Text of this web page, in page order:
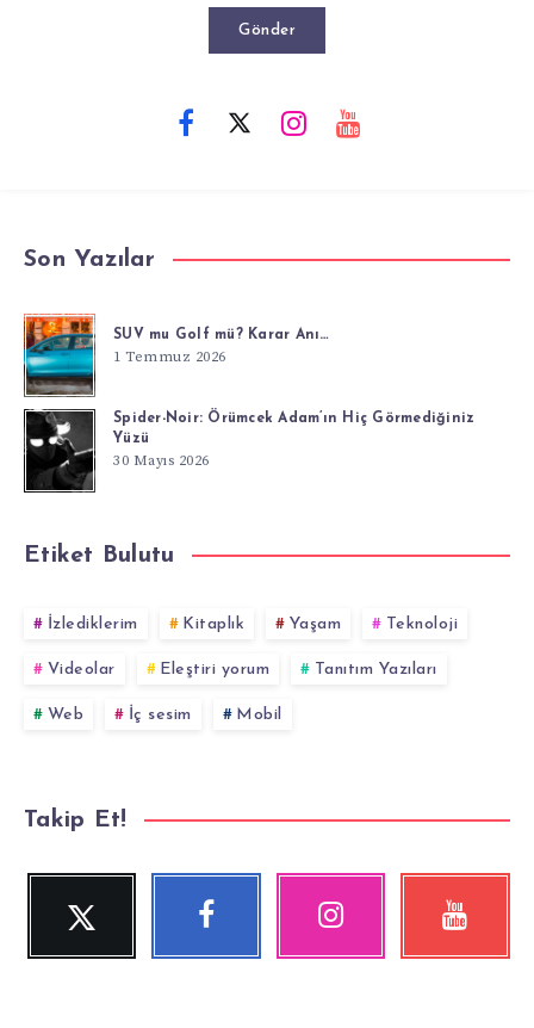
Gönder
Son Yazılar
SUV mu Golf mü? Karar Anı…
1 Temmuz 2026
Spider-Noir: Örümcek Adam’ın Hiç Görmediğiniz
Yüzü
30 Mayıs 2026
Etiket Bulutu
İzlediklerim Kitaplık Yaşam Teknoloji
Videolar Eleştiri yorum Tanıtım Yazıları
Web İç sesim Mobil
Takip Et!
Twitter Facebook Instagram
Fotoğraflarımız!
YouTube
Videolara